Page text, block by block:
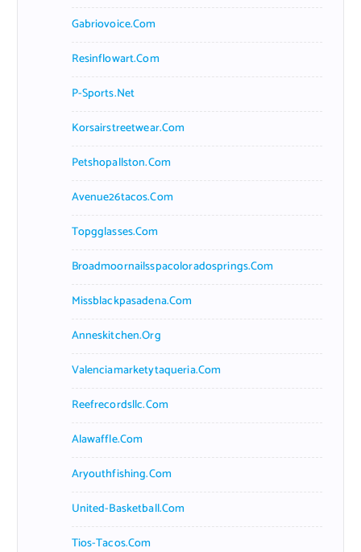
Gabriovoice.com
Resinflowart.com
P-Sports.net
Korsairstreetwear.com
Petshopallston.com
Avenue26tacos.com
Topgglasses.com
Broadmoornailsspacoloradosprings.com
Missblackpasadena.com
Anneskitchen.org
Valenciamarketytaqueria.com
Reefrecordsllc.com
Alawaffle.com
Aryouthfishing.com
United-Basketball.com
Tios-Tacos.com